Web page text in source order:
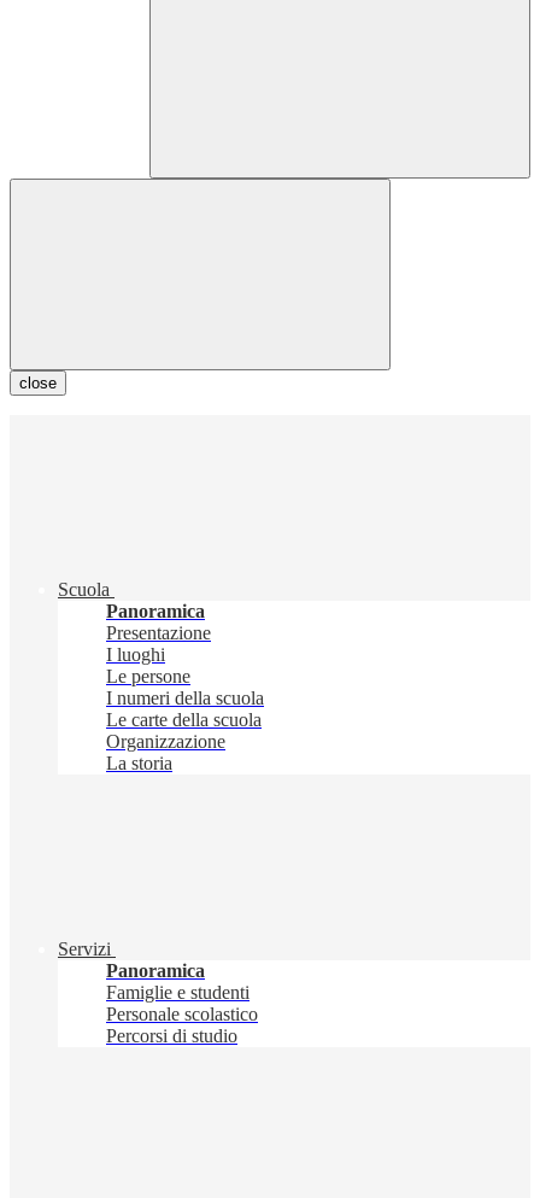
close
Scuola
Panoramica
Presentazione
I luoghi
Le persone
I numeri della scuola
Le carte della scuola
Organizzazione
La storia
Servizi
Panoramica
Famiglie e studenti
Personale scolastico
Percorsi di studio